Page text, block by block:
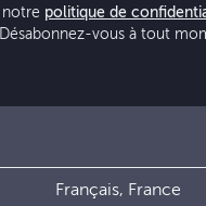
notre politique de
Désabonnez-vous à tout
Français, France